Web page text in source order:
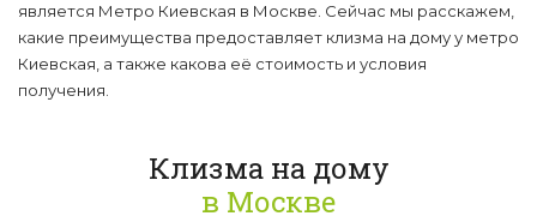
является Метро Киевская в Москве. Сейчас мы расскажем,
какие преимущества предоставляет клизма на дому у метро
Киевская, а также какова её стоимость и условия
получения.
Клизма на дому
в Москве